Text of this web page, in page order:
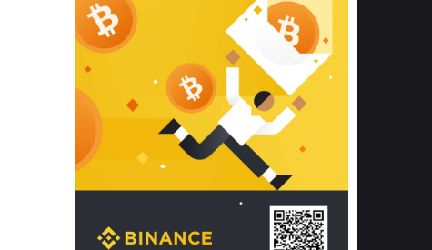
thời tiết nóng ẩm. Bạn có thể tìm hiểu
thêm các nghiên cứu khoa học về tác
động của giấc ngủ và môi trường
phòng ngủ đối với sức khỏe con
người tại Sleep Foundation (External
Link) để có cái nhìn toàn diện hơn.
2. Các tiêu chí vàng khi lựa chọn
chăn ga gối đệm cao cấp cho phòng
ngủ
Để sở hữu một bộ chăn ga gối đệm
cao cấp hoàn hảo cả về thẩm mỹ lẫn
công năng, người tiêu dùng cần cân
nhắc kỹ lưỡng các tiêu chí quan trọng